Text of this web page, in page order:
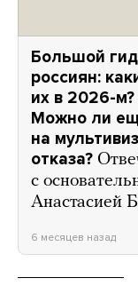
Большой
россиян:
их в 2026-
Можно ли
на
отказа?
с
Анастасией
6 месяцев назад